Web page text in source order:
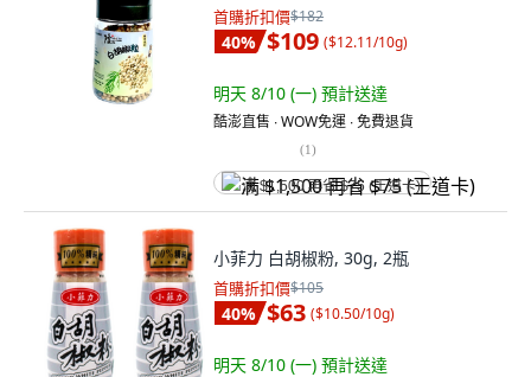
首購折扣價$182
40% $109 ($12.11/10g)
明天 8/10 (一) 預計送達
酷澎直售 ∙ WOW免運 ∙ 免費退貨
(1)
满 $1,500 再省 $75 (王道卡)
小菲力 白胡椒粉, 30g, 2瓶
首購折扣價$105
40% $63 ($10.50/10g)
明天 8/10 (一) 預計送達